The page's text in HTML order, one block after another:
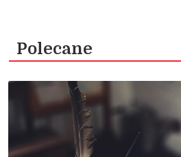
Polecane